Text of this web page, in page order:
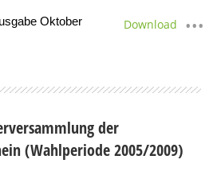
Oktober
Download
der
(Wahlperiode 2005/2009)